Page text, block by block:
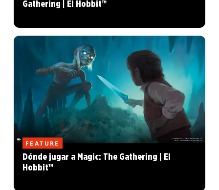
Gathering | El Hobbit™
FEATURE
Dónde jugar a Magic: The Gathering | El
Hobbit™